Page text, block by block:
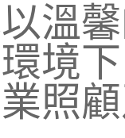
溫
境
照顧